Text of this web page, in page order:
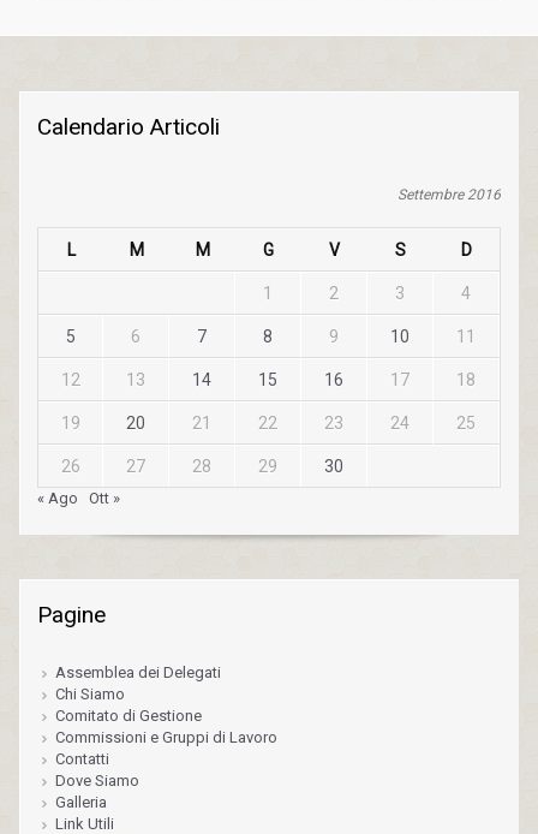
Calendario Articoli
Settembre 2016
L M M G V S D
1 2 3 4
5 6 7 8 9 10 11
12 13 14 15 16 17 18
19 20 21 22 23 24 25
26 27 28 29 30
« Ago Ott »
Pagine
Assemblea dei Delegati
Chi Siamo
Comitato di Gestione
Commissioni e Gruppi di Lavoro
Contatti
Dove Siamo
Galleria
Link Utili